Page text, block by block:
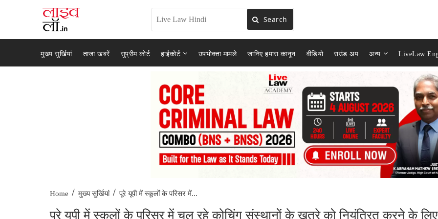
Search
मुख्य सुर्खियां ताजा खबरें सुप्रीम कोर्ट हाईकोर्ट उपभोक्ता मामले जानिए हमारा कानून वीडियो राउंड अप अन्य LiveLaw
Home / मुख्य सुर्खियां / पूरे यूपी में स्कूलों के परिसर में...
पूरे यूपी में स्कूलों के परिसर में चल रहे कोचिंग संस्थानों के खतरे को नियंत्रित करने के लिए